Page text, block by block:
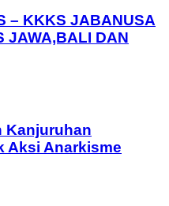
– KKKS JABANUSA
JAWA,BALI DAN
Kanjuruhan
Aksi Anarkisme